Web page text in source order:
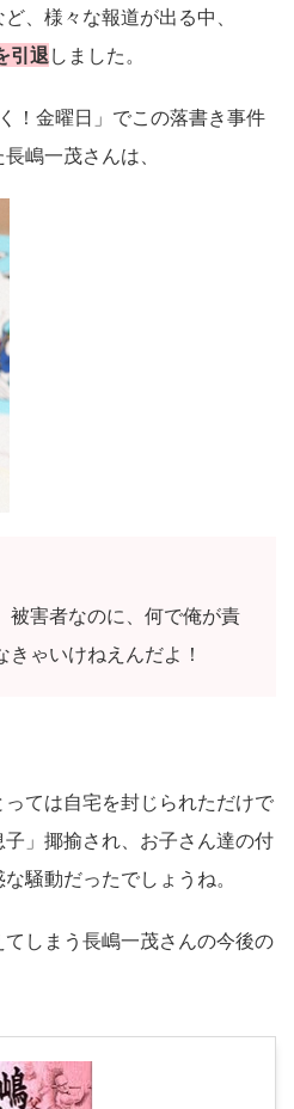
、様々な報道が出る中、
引退 しました。
！金曜日」でこの落書き事件
嶋一茂さんは、
被害者なのに、何で俺が責
ゃいけねえんだよ！
ては自宅を封じられただけで
」揶揄され、お子さん達の付
騒動だったでしょうね。
しまう長嶋一茂さんの今後の